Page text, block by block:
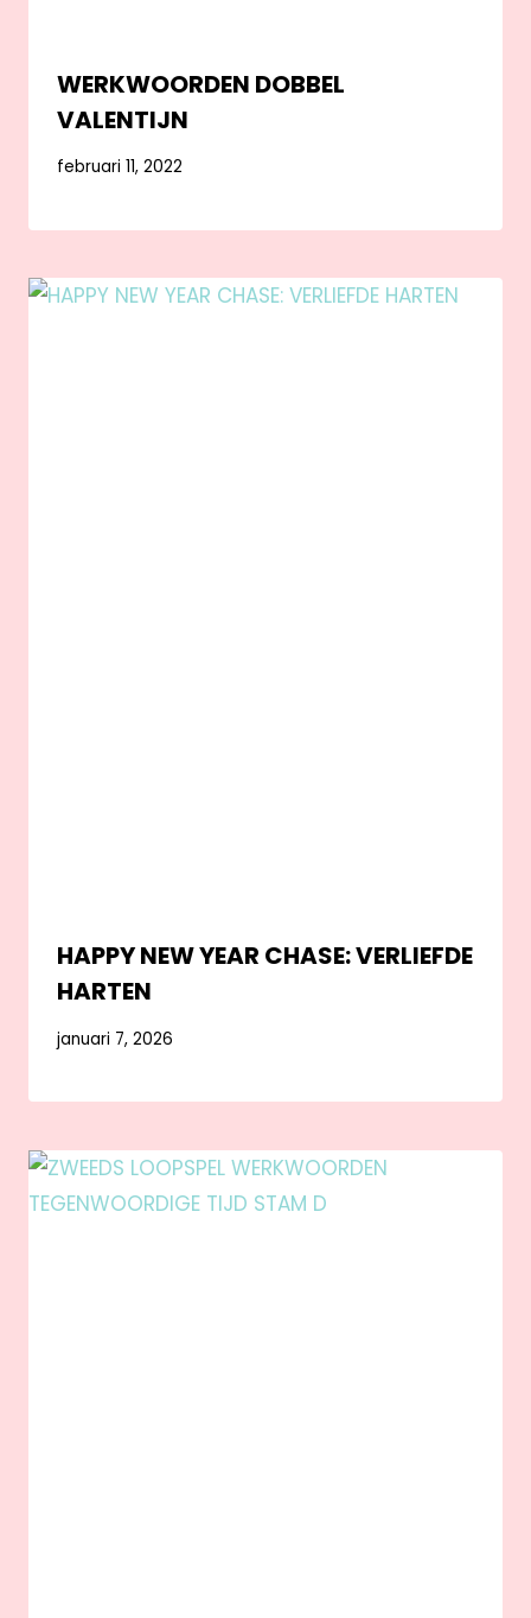
WERKWOORDEN DOBBEL
VALENTIJN
februari 11, 2022
HAPPY NEW YEAR CHASE: VERLIEFDE
HARTEN
januari 7, 2026